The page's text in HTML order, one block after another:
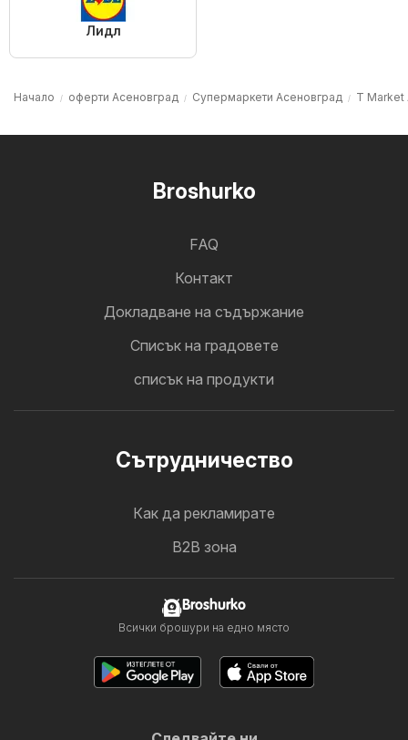
Лидл
Начало оферти Асеновград Супермаркети Асеновград T Market
Broshurko
FAQ
Контакт
Докладване на съдържание
Cписък на градовете
списък на продукти
Cътрудничество
Как да рекламирате
B2B зона
Broshurko
Всички брошури на едно място